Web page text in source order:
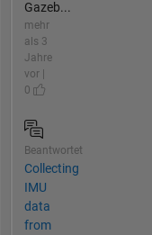
Gazeb...
mehr
als 3
Jahre
vor |
0
Beantwortet
Collecting
IMU
data
from